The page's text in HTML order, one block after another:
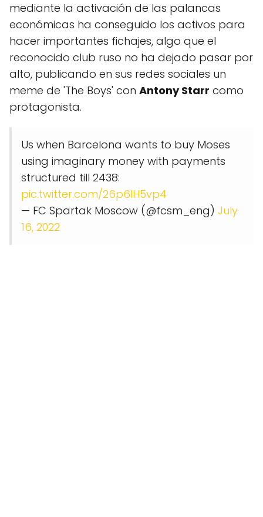
mediante la activación de las palancas
económicas ha conseguido los activos para
hacer importantes fichajes, algo que el
reconocido club ruso no ha dejado pasar por
alto, publicando en sus redes sociales un
meme de 'The Boys' con Antony Starr como
protagonista.
Us when Barcelona wants to buy Moses
using imaginary money with payments
structured till 2438:
pic.twitter.com/26p6lH5vp4
— FC Spartak Moscow (@fcsm_eng) July
16, 2022